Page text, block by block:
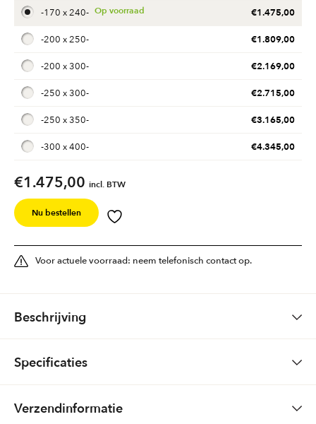
-170 x 240- €1.475,00
-200 x 250- €1.809,00
-200 x 300- €2.169,00
-250 x 300- €2.715,00
-250 x 350- €3.165,00
-300 x 400- €4.345,00
€1.475,00 incl. BTW
Nu bestellen
Voor actuele voorraad: neem telefonisch contact op.
Beschrijving
Vloerkleed Firenze
Specificaties
Gewicht 10,0 kg
Verzendinformatie